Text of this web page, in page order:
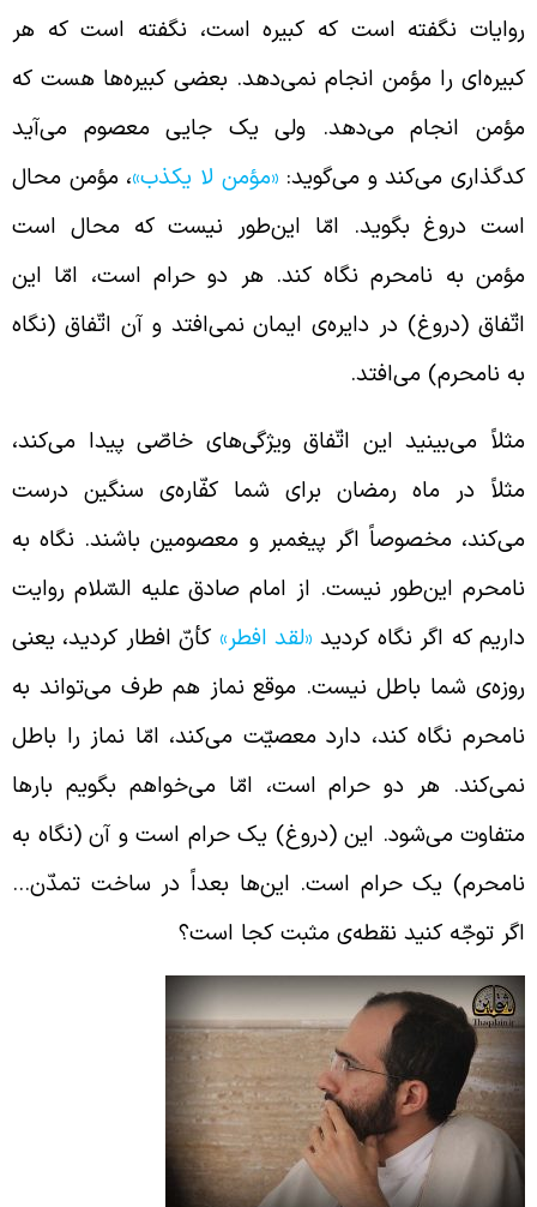
نگفته است که کبیره است، نگفته است که هر
را مؤمن انجام نمی‌دهد. بعضی کبیره‌ها هست که
انجام می‌دهد. ولی یک جایی معصوم می‌آید
می‌کند و می‌گوید:«مؤمن لا یکذب»، مؤمن محال
دروغ بگوید. امّا این‌طور نیست که محال است
به نامحرم نگاه کند. هر دو حرام است، امّا این
(دروغ) در دایره‌ی ایمان نمی‌افتد و آن اتّفاق (نگاه
نامحرم) می‌افتد.
می‌بینید این اتّفاق ویژگی‌های خاصّی پیدا می‌کند،
در ماه رمضان برای شما کفّاره‌ی سنگین درست
مخصوصاً اگر پیغمبر و معصومین باشند. نگاه به
این‌طور نیست. از امام صادق علیه السّلام روایت
که اگر نگاه کردید«لقد افطر»کأنّ افطار کردید، یعنی
شما باطل نیست. موقع نماز هم طرف می‌تواند به
نگاه کند، دارد معصیّت می‌کند، امّا نماز را باطل
هر دو حرام است، امّا می‌خواهم بگویم بارها
می‌شود. این (دروغ) یک حرام است و آن (نگاه به
یک حرام است. این‌ها بعداً در ساخت تمدّن…
توجّه کنید نقطه‌ی مثبت کجا است؟